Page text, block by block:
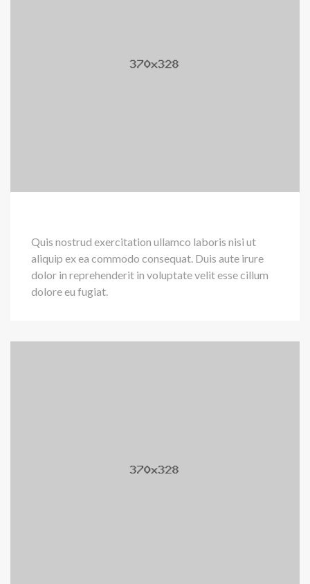
Quis nostrud exercitation ullamco laboris nisi ut
aliquip ex ea commodo consequat. Duis aute irure
dolor in reprehenderit in voluptate velit esse cillum
dolore eu fugiat.